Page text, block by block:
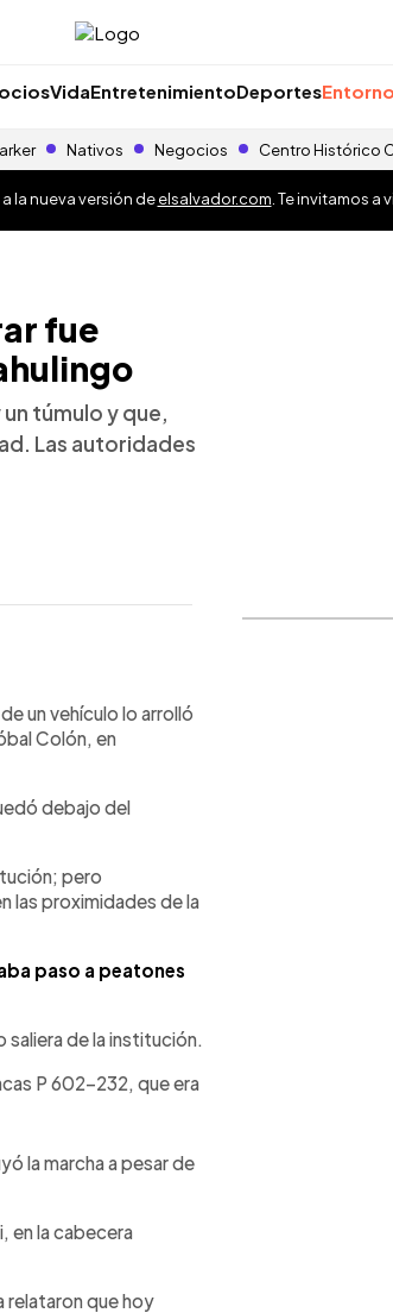
VidaEntretenimientoDeportes
Nativos Negocios Centro Histórico
la nueva versión deelsalvador.com . Te invitamos
fue
túmulo y que,
Las autoridades
un vehículo lo arrolló
Colón, en
debajo del
pero
las proximidades de la
paso a peatones
saliera de la institución.
P 602-232, que era
la marcha a pesar de
en la cabecera
relataron que hoy